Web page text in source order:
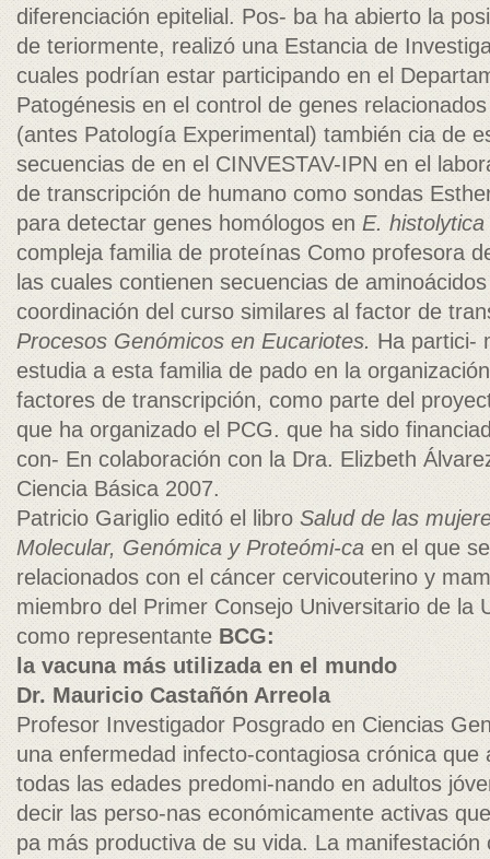
diferenciación epitelial. Pos- ba ha abierto la
de teriormente, realizó una Estancia de
cuales podrían estar participando en el
Patogénesis en el control de genes
(antes Patología Experimental) también cia de
secuencias de en el CINVESTAV-IPN en el
de transcripción de humano como sondas
para detectar genes homólogos en E. histolytica
compleja familia de proteínas Como profesora
las cuales contienen secuencias de
coordinación del curso similares al factor de
Procesos Genómicos en Eucariotes. Ha partici-
estudia a esta familia de pado en la
factores de transcripción, como parte del
que ha organizado el PCG. que ha sido
con- En colaboración con la Dra. Elizbeth
Ciencia Básica 2007.
Patricio Gariglio editó el libroSalud de las
Molecular, Genómica y Proteómi-ca en el que
relacionados con el cáncer cervicouterino y
miembro del Primer Consejo Universitario de la
como representante BCG:
la vacuna más utilizada en el mundo
Dr. Mauricio Castañón Arreola
Profesor Investigador Posgrado en Ciencias
una enfermedad infecto-contagiosa crónica que
todas las edades predomi-nando en adultos
decir las perso-nas económicamente activas
pa más productiva de su vida. La